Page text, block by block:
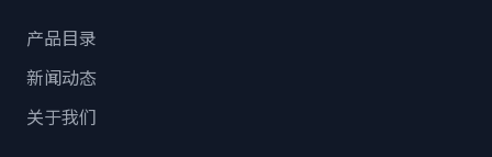
产品目录
新闻动态
关于我们